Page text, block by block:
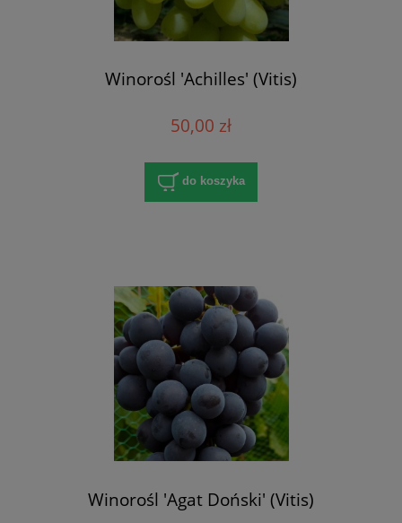
Winorośl 'Achilles' (Vitis)
50,00 zł
do koszyka
Winorośl 'Agat Doński' (Vitis)